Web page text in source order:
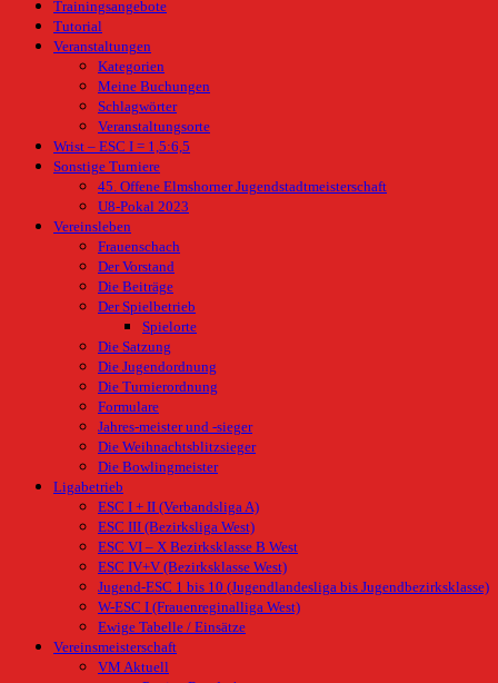
Trainingsangebote
Tutorial
Veranstaltungen
Kategorien
Meine Buchungen
Schlagwörter
Veranstaltungsorte
Wrist – ESC I = 1,5:6,5
Sonstige Turniere
45. Offene Elmshorner Jugendstadtmeisterschaft
U8-Pokal 2023
Vereinsleben
Frauenschach
Der Vorstand
Die Beiträge
Der Spielbetrieb
Spielorte
Die Satzung
Die Jugendordnung
Die Turnierordnung
Formulare
Jahres-meister und -sieger
Die Weihnachtsblitzsieger
Die Bowlingmeister
Ligabetrieb
ESC I + II (Verbandsliga A)
ESC III (Bezirksliga West)
ESC VI – X Bezirksklasse B West
ESC IV+V (Bezirksklasse West)
Jugend-ESC 1 bis 10 (Jugendlandesliga bis Jugendbezirksklasse)
W-ESC I (Frauenreginalliga West)
Ewige Tabelle / Einsätze
Vereinsmeisterschaft
VM Aktuell